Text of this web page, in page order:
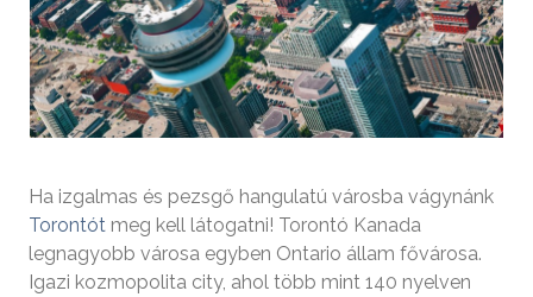
Ha izgalmas és pezsgő hangulatú városba vágynánk
Torontót meg kell látogatni! Torontó Kanada
legnagyobb városa egyben Ontario állam fővárosa.
Igazi kozmopolita city, ahol több mint 140 nyelven